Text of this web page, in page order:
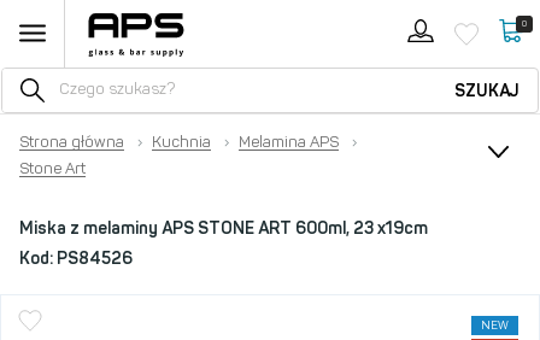
0
SZUKAJ
Strona główna › Kuchnia › Melamina APS
›
Stone Art
Miska z melaminy APS STONE ART 600ml, 23 x19cm
Kod: PS84526
NEW